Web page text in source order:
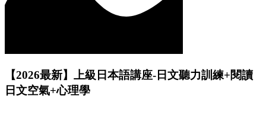
【2026最新】上級日本語講座-日文聽力訓練+閱讀
日文空氣+心理學